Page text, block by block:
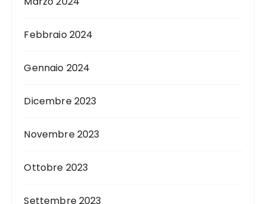
Febbraio 2024
Gennaio 2024
Dicembre 2023
Novembre 2023
Ottobre 2023
Settembre 2023